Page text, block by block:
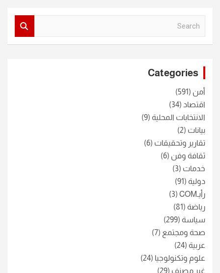
Categories
أمن (591)
اقتصاد (34)
الانتخابات المحلية (9)
بيانات (2)
تقارير وتحقيقات (6)
ثقافة وفن (6)
خدمات (3)
دولية (91)
رأيـCOM
(3)
رياضة (81)
سياسة (299)
صحة ومجتمع (7)
عربية (24)
علوم وتكنولوجيا (24)
غير مصنف (29)